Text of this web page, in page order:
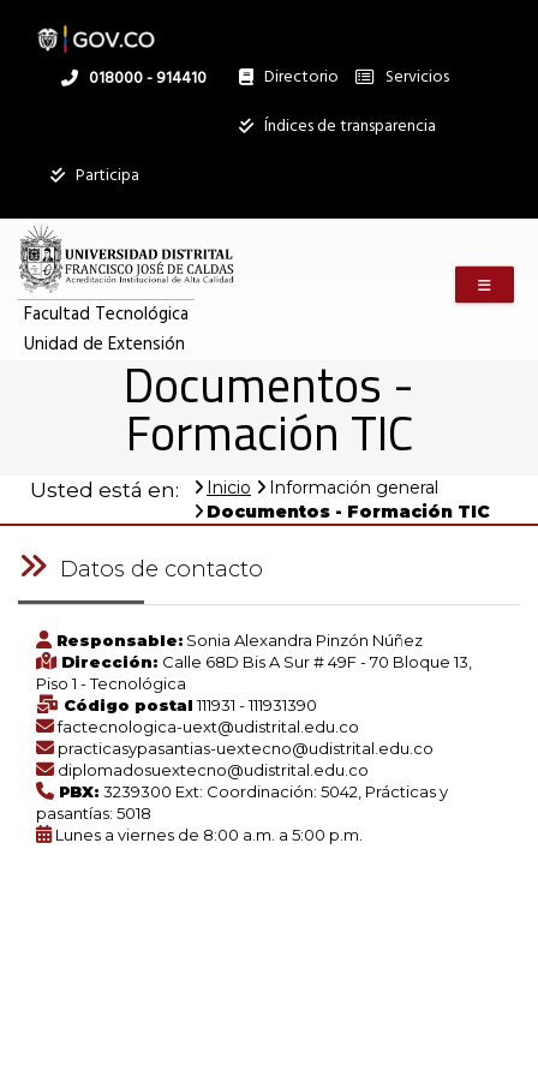
contenido
Linea
018000 - 914410 Directorio
Institucional
Servicios
Índices de transparencia
Participa
Facultad Tecnológica
Unidad de Extensión
Documentos -
Formación TIC
Usted está en: Inicio
Información general
Documentos - Formación TIC
Datos de contacto
Responsable: Sonia Alexandra Pinzón Núñez
Dirección: Calle 68D Bis A Sur # 49F - 70 Bloque 13,
Piso 1 - Tecnológica
Código postal111931 - 111931390
factecnologica-uext@udistrital.edu.co
practicasypasantias-uextecno@udistrital.edu.co
diplomadosuextecno@udistrital.edu.co
PBX: 3239300 Ext: Coordinación: 5042, Prácticas y
pasantías: 5018
Lunes a viernes de 8:00 a.m. a 5:00 p.m.